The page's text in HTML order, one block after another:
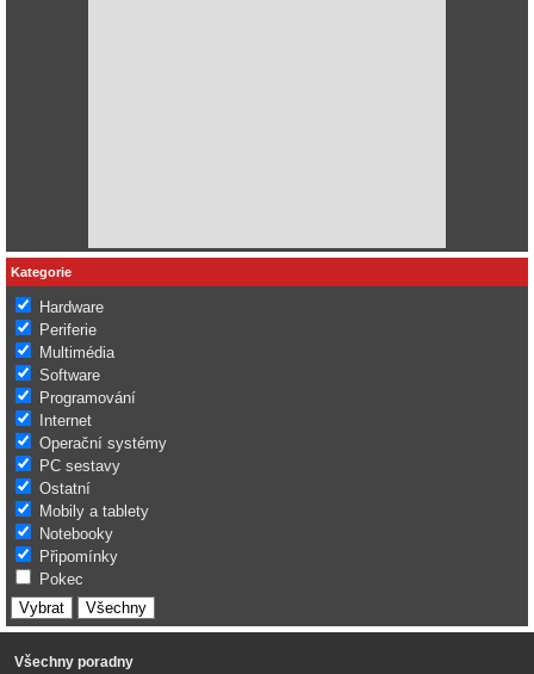
Kategorie
Hardware
Periferie
Multimédia
Software
Programování
Internet
Operační systémy
PC sestavy
Ostatní
Mobily a tablety
Notebooky
Připomínky
Pokec
Všechny poradny